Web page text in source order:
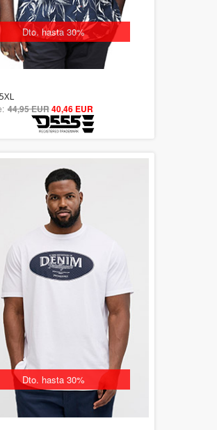
Dto. hasta 30%
out of 5
44,95 EUR40,46 EUR
Dto. hasta 30%